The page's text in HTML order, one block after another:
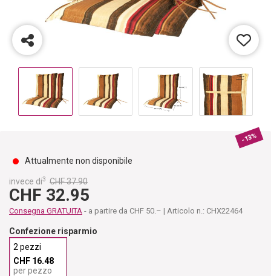
-13%
Attualmente non disponibile
invece di3 CHF 37.90
CHF 32.95
Consegna GRATUITA - a partire da CHF 50.– | Articolo n.: CHX22464
Confezione risparmio
2 pezzi
CHF 16.48
per pezzo